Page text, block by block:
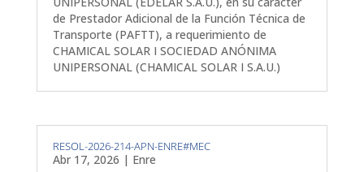
de Prestador Adicional de la Función Técnica de
Transporte (PAFTT), a requerimiento de
CHAMICAL SOLAR I SOCIEDAD ANÓNIMA
UNIPERSONAL (CHAMICAL SOLAR I S.A.U.)
RESOL-2026-214-APN-ENRE#MEC
Abr 17, 2026 | Enre